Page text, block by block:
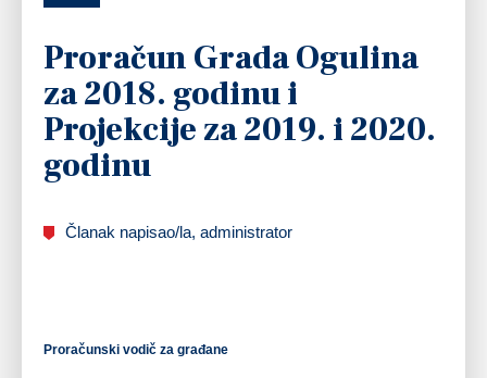
Proračun Grada Ogulina
za 2018. godinu i
Projekcije za 2019. i 2020.
godinu
Članak napisao/la, administrator
Proračunski vodič za građane